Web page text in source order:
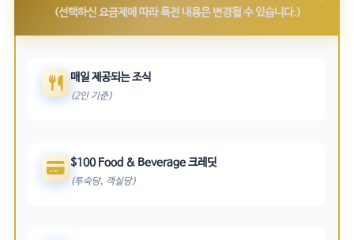
(선택하신 요금제에 따라 특전 내용은 변경될 수 있습니다.)
매일 제공되는 조식
(2인 기준)
$100 Food & Beverage 크레딧
(투숙당, 객실당)